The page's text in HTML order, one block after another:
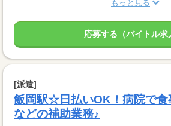
もっと見る
応募する（バイトル求
[派遣]
飯岡駅☆日払いOK！病院で食
などの補助業務♪